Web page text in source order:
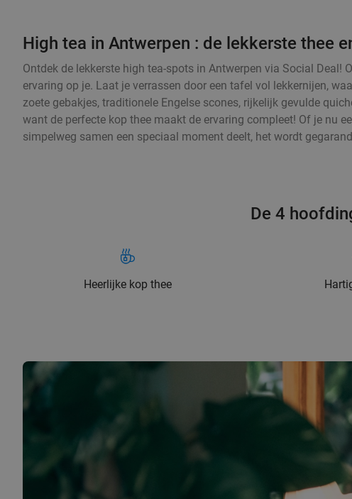
High tea in Antwerpen : de lekkerste thee
Ontdek de lekkerste high tea-spots in Antwerpen via Social Deal!
ervaring op je. Laat je verrassen door een tafel vol lekkernijen,
zoete gebakjes, traditionele Engelse scones, rijkelijk gevulde
want de perfecte kop thee maakt de ervaring compleet! Of je nu
simpelweg samen een speciaal moment deelt, het wordt
De 4
Heerlijke kop thee